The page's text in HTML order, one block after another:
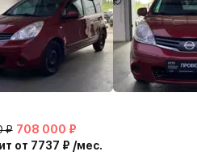
₽ 708 000 ₽
от 7737 ₽ /мес.